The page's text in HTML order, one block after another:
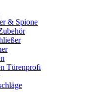
& Spione
Türenprofi